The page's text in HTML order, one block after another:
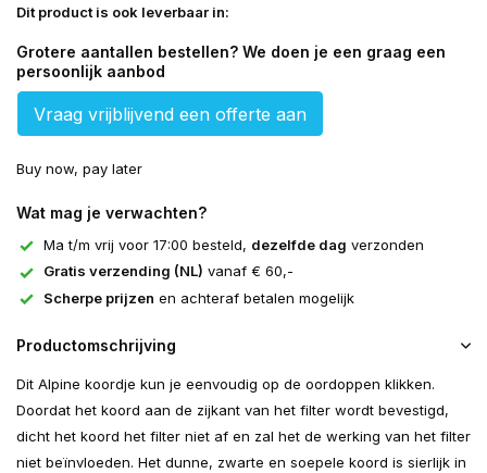
Dit product is ook leverbaar in:
Grotere aantallen bestellen? We doen je een graag een
persoonlijk aanbod
Vraag vrijblijvend een offerte aan
Buy now, pay later
Wat mag je verwachten?
Ma t/m vrij voor 17:00 besteld, dezelfde dag verzonden
Gratis verzending (NL) vanaf € 60,-
Scherpe prijzen en achteraf betalen mogelijk
Productomschrijving
Dit Alpine koordje kun je eenvoudig op de oordoppen klikken.
Doordat het koord aan de zijkant van het filter wordt bevestigd,
dicht het koord het filter niet af en zal het de werking van het filter
niet beïnvloeden. Het dunne, zwarte en soepele koord is sierlijk in